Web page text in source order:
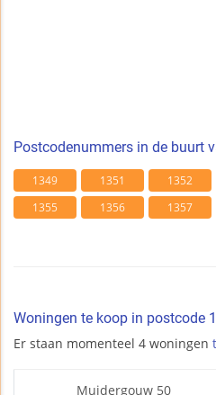
Postcodenummers in de buurt
1349 1351 1352
1355
1356 1357
Woningen te koop in postcode
Er staan momenteel 4 woningen
Muidergouw 50